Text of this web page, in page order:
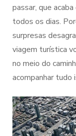
passar, que
todos os dias.
surpresas
viagem turística
no meio do
acompanhar tudo